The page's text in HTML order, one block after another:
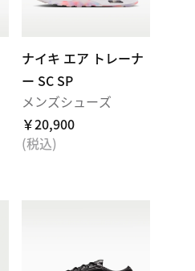
ナイキ エア トレーナ
ー SC SP
メンズシューズ
￥20,900
(税込)